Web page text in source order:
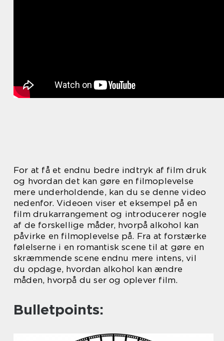
For at få et endnu bedre indtryk af film druk
og hvordan det kan gøre en filmoplevelse
mere underholdende, kan du se denne video
nedenfor. Videoen viser et eksempel på en
film drukarrangement og introducerer nogle
af de forskellige måder, hvorpå alkohol kan
påvirke en filmoplevelse på. Fra at forstærke
følelserne i en romantisk scene til at gøre en
skræmmende scene endnu mere intens, vil
du opdage, hvordan alkohol kan ændre
måden, hvorpå du ser og oplever film.
Bulletpoints: